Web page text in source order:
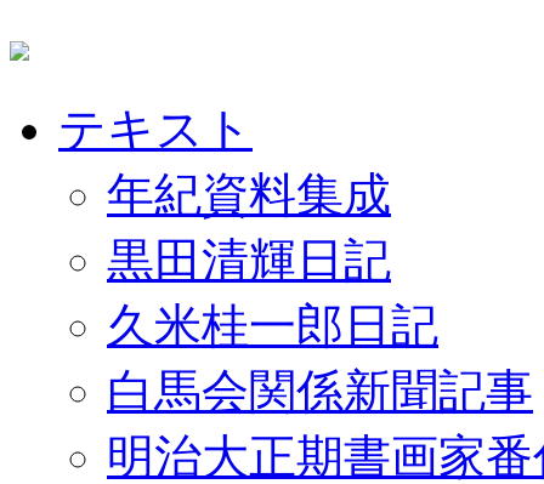
テキスト
年紀資料集成
黒田清輝日記
久米桂一郎日記
白馬会関係新聞記事
明治大正期書画家